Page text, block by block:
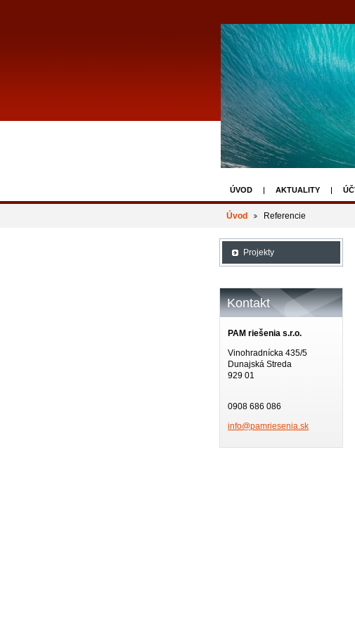
ÚVOD AKTUALITY
Úvod Referencie
Projekty
Kontakt
PAM riešenia s.r.o.
Vinohradnícka 435/5
Dunajská Streda
929 01
0908 686 086
info@pamriesenia.sk